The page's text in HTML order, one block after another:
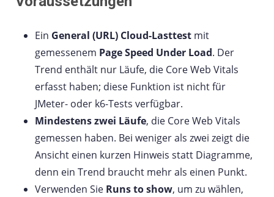
Ein General (URL) Cloud-Lasttest mit
gemessenem Page Speed Under Load. Der
Trend enthält nur Läufe, die Core Web Vitals
erfasst haben; diese Funktion ist nicht für
JMeter- oder k6-Tests verfügbar.
Mindestens zwei Läufe, die Core Web Vitals
gemessen haben. Bei weniger als zwei zeigt die
Ansicht einen kurzen Hinweis statt Diagramme,
denn ein Trend braucht mehr als einen Punkt.
Verwenden Sie Runs to show, um zu wählen,